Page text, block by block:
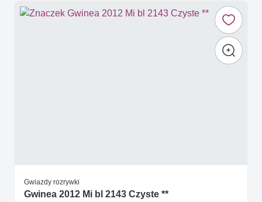
Gwiazdy rozrywki
Gwinea 2012 Mi bl 2143 Czyste **